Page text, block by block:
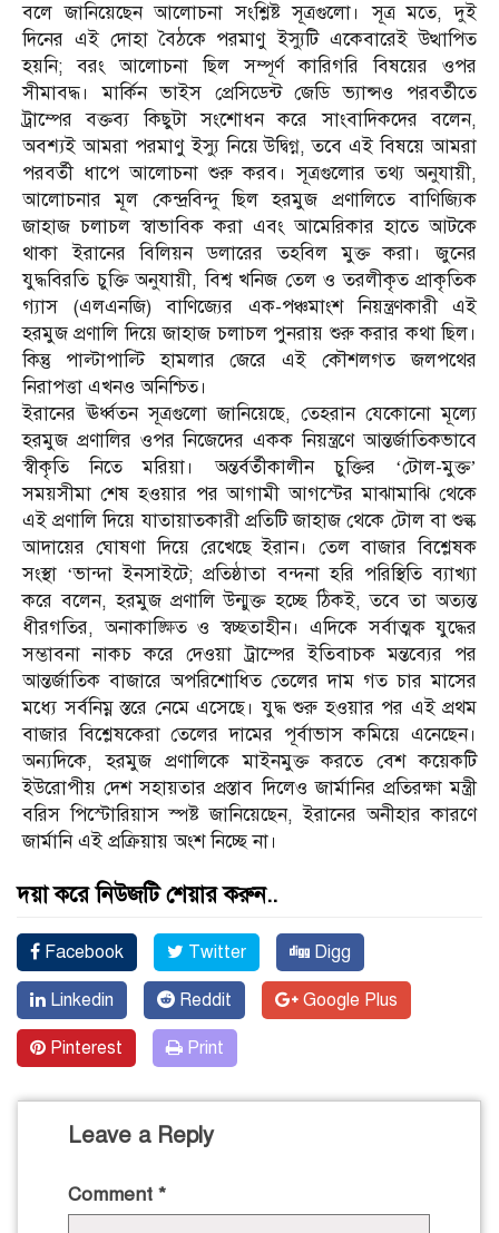
বলে জানিয়েছেন আলোচনা সংশ্লিষ্ট সূত্রগুলো। সূত্র মতে, দুই
দিনের এই দোহা বৈঠকে পরমাণু ইস্যুটি একেবারেই উত্থাপিত
হয়নি; বরং আলোচনা ছিল সম্পূর্ণ কারিগরি বিষয়ের ওপর
সীমাবদ্ধ। মার্কিন ভাইস প্রেসিডেন্ট জেডি ভ্যান্সও পরবর্তীতে
ট্রাম্পের বক্তব্য কিছুটা সংশোধন করে সাংবাদিকদের বলেন,
অবশ্যই আমরা পরমাণু ইস্যু নিয়ে উদ্বিগ্ন, তবে এই বিষয়ে আমরা
পরবর্তী ধাপে আলোচনা শুরু করব। সূত্রগুলোর তথ্য অনুযায়ী,
আলোচনার মূল কেন্দ্রবিন্দু ছিল হরমুজ প্রণালিতে বাণিজ্যিক
জাহাজ চলাচল স্বাভাবিক করা এবং আমেরিকার হাতে আটকে
থাকা ইরানের বিলিয়ন ডলারের তহবিল মুক্ত করা। জুনের
যুদ্ধবিরতি চুক্তি অনুযায়ী, বিশ্ব খনিজ তেল ও তরলীকৃত প্রাকৃতিক
গ্যাস (এলএনজি) বাণিজ্যের এক-পঞ্চমাংশ নিয়ন্ত্রণকারী এই
হরমুজ প্রণালি দিয়ে জাহাজ চলাচল পুনরায় শুরু করার কথা ছিল।
কিন্তু পাল্টাপাল্টি হামলার জেরে এই কৌশলগত জলপথের
নিরাপত্তা এখনও অনিশ্চিত।
ইরানের ঊর্ধ্বতন সূত্রগুলো জানিয়েছে, তেহরান যেকোনো মূল্যে
হরমুজ প্রণালির ওপর নিজেদের একক নিয়ন্ত্রণে আন্তর্জাতিকভাবে
স্বীকৃতি নিতে মরিয়া। অন্তর্বর্তীকালীন চুক্তির ‘টোল-মুক্ত’
সময়সীমা শেষ হওয়ার পর আগামী আগস্টের মাঝামাঝি থেকে
এই প্রণালি দিয়ে যাতায়াতকারী প্রতিটি জাহাজ থেকে টোল বা শুল্ক
আদায়ের ঘোষণা দিয়ে রেখেছে ইরান। তেল বাজার বিশ্লেষক
সংস্থা ‘ভান্দা ইনসাইটে; প্রতিষ্ঠাতা বন্দনা হরি পরিস্থিতি ব্যাখ্যা
করে বলেন, হরমুজ প্রণালি উন্মুক্ত হচ্ছে ঠিকই, তবে তা অত্যন্ত
ধীরগতির, অনাকাঙ্ক্ষিত ও স্বচ্ছতাহীন। এদিকে সর্বাত্মক যুদ্ধের
সম্ভাবনা নাকচ করে দেওয়া ট্রাম্পের ইতিবাচক মন্তব্যের পর
আন্তর্জাতিক বাজারে অপরিশোধিত তেলের দাম গত চার মাসের
মধ্যে সর্বনিম্ন স্তরে নেমে এসেছে। যুদ্ধ শুরু হওয়ার পর এই প্রথম
বাজার বিশ্লেষকেরা তেলের দামের পূর্বাভাস কমিয়ে এনেছেন।
অন্যদিকে, হরমুজ প্রণালিকে মাইনমুক্ত করতে বেশ কয়েকটি
ইউরোপীয় দেশ সহায়তার প্রস্তাব দিলেও জার্মানির প্রতিরক্ষা মন্ত্রী
বরিস পিস্টোরিয়াস স্পষ্ট জানিয়েছেন, ইরানের অনীহার কারণে
জার্মানি এই প্রক্রিয়ায় অংশ নিচ্ছে না।
দয়া করে নিউজটি শেয়ার করুন..
Facebook Twitter Digg
Linkedin Reddit Google Plus
Pinterest Print
Leave a Reply
Comment *